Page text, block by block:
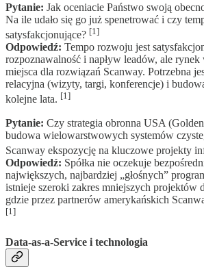
Pytanie: Jak oceniacie Państwo swoją
Na ile udało się go już spenetrować i czy
satysfakcjonujące? [1]
Odpowiedź: Tempo rozwoju jest
rozpoznawalność i napływ leadów, ale rynek
miejsca dla rozwiązań Scanway. Potrzebna
relacyjna (wizyty, targi, konferencje) i
kolejne lata. [1]
Pytanie: Czy strategia obronna USA
budowa wielowarstwowych systemów
Scanway ekspozycję na kluczowe projekty
Odpowiedź: Spółka nie oczekuje
największych, najbardziej „głośnych”
istnieje szeroki zakres mniejszych projektów
gdzie przez partnerów amerykańskich
[1]
Data-as-a-Service i technologia